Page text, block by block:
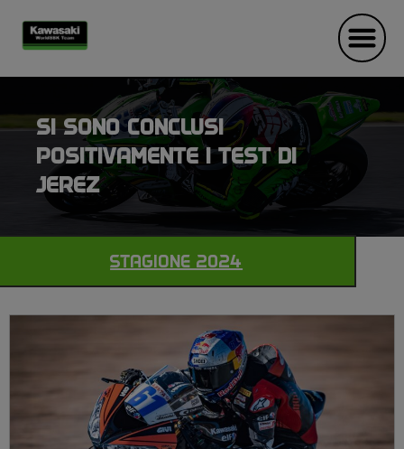
SI SONO CONCLUSI
POSITIVAMENTE I TEST DI
JEREZ
STAGIONE 2024